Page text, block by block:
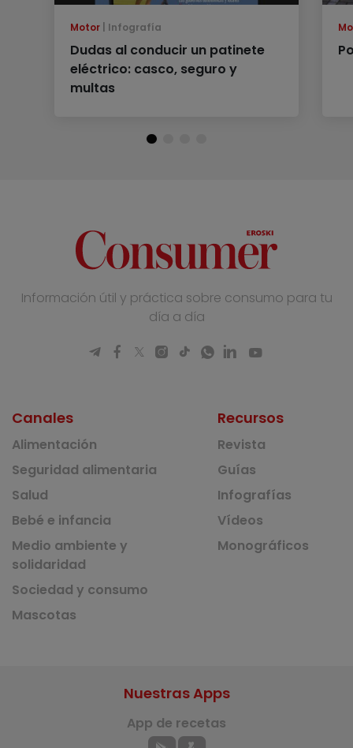
Motor Infografía
Dudas al conducir un patinete
eléctrico: casco, seguro y
multas
Información útil y práctica sobre consumo para tu
día a día
Canales
Alimentación
Seguridad alimentaria
Salud
Bebé e infancia
Medio ambiente y
solidaridad
Sociedad y consumo
Mascotas
Recursos
Revista
Guías
Infografías
Vídeos
Monográficos
Nuestras Apps
App de recetas